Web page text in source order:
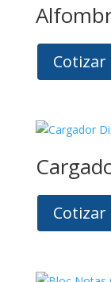
Cotizar
Cotizar